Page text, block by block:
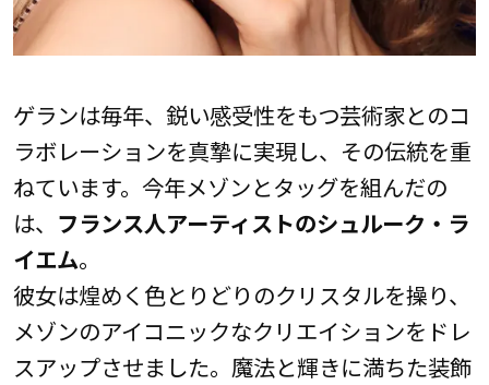
ゲランは毎年、鋭い感受性をもつ芸術家とのコ
ラボレーションを真摯に実現し、その伝統を重
ねています。今年メゾンとタッグを組んだの
は、 フランス人アーティストのシュルーク・ラ
イエム。
彼女は煌めく色とりどりのクリスタルを操り、
メゾンのアイコニックなクリエイションをドレ
スアップさせました。魔法と輝きに満ちた装飾